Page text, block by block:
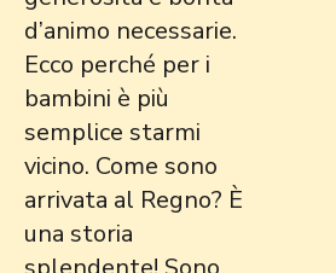
d’animo necessarie.
Ecco perché per i
bambini è più
semplice starmi
vicino. Come sono
arrivata al Regno? È
una storia